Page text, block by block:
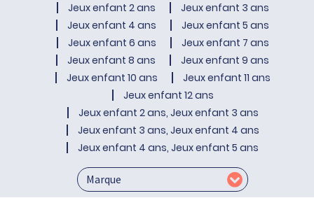
Jeux enfant 2 ans
Jeux enfant 3 ans
Jeux enfant 4 ans
Jeux enfant 5 ans
Jeux enfant 6 ans
Jeux enfant 7 ans
Jeux enfant 8 ans
Jeux enfant 9 ans
Jeux enfant 10 ans
Jeux enfant 11 ans
Jeux enfant 12 ans
Jeux enfant 2 ans, Jeux enfant 3 ans
Jeux enfant 3 ans, Jeux enfant 4 ans
Jeux enfant 4 ans, Jeux enfant 5 ans